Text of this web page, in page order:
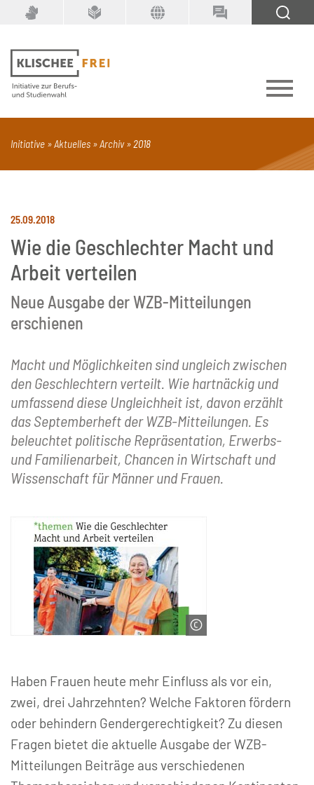
Suchbegriff
PDF Seite mit Video Alle Dokumenttypen
Initiative Aktuelles Archiv 2018
25.09.2018
Wie die Geschlechter Macht und
Arbeit verteilen
Neue Ausgabe der WZB-Mitteilungen
erschienen
Macht und Möglichkeiten sind ungleich zwischen
den Geschlechtern verteilt. Wie hartnäckig und
umfassend diese Ungleichheit ist, davon erzählt
das Septemberheft der WZB-Mitteilungen. Es
beleuchtet politische Repräsentation, Erwerbs-
und Familienarbeit, Chancen in Wirtschaft und
Wissenschaft für Männer und Frauen.
Haben Frauen heute mehr Einfluss als vor ein,
zwei, drei Jahrzehnten? Welche Faktoren fördern
oder behindern Gendergerechtigkeit? Zu diesen
Fragen bietet die aktuelle Ausgabe der WZB-
Mitteilungen Beiträge aus verschiedenen